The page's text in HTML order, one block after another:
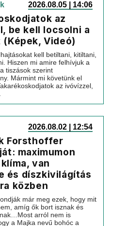
2026.08.05 | 14:06
az
be kell locsolni a
Videó)
kell betiltani, kitiltani,
Hiszen mi amire felhívjuk a
tiszások szerint
Mármint mi követünk el
az ivóvízzel,
2026.08.02 | 12:54
Forsthoffer
maximumon
van
és díszkivilágítás
közben
már meg ezek, hogy mit
amíg ők bort isznak és
arról nem is
a Majka nevű bohóc a